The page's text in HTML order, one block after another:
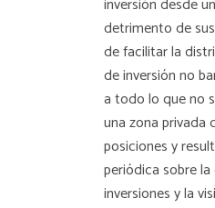
inversión desde
detrimento de
de facilitar la
de inversión no
a todo lo que no
una zona privada
posiciones y
periódica sobre
inversiones y la